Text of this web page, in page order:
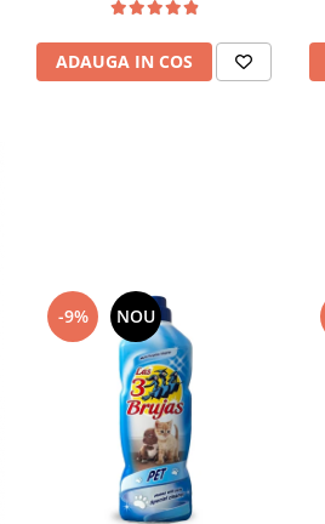
ADAUGA IN COS
-9% NOU